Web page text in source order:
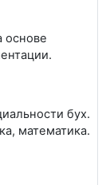
основе
бух.
математика.